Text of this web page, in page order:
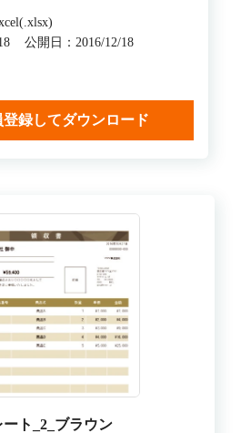
公開日：2016/12/18
録してダウンロード
ト_2_ブラウン